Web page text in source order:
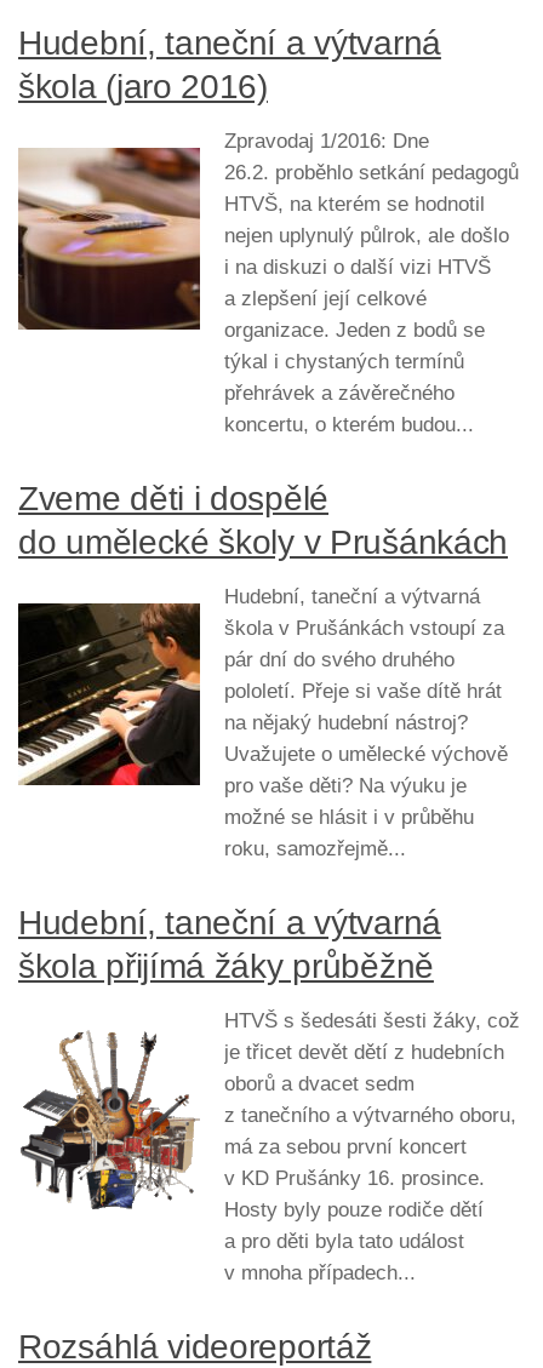
Hudební, taneční a výtvarná
škola (jaro 2016)
Zpravodaj 1/2016: Dne
26.2. proběhlo setkání pedagogů
HTVŠ, na kterém se hodnotil
nejen uplynulý půlrok, ale došlo
i na diskuzi o další vizi HTVŠ
a zlepšení její celkové
organizace. Jeden z bodů se
týkal i chystaných termínů
přehrávek a závěrečného
koncertu, o kterém budou...
Zveme děti i dospělé
do umělecké školy v Prušánkách
Hudební, taneční a výtvarná
škola v Prušánkách vstoupí za
pár dní do svého druhého
pololetí. Přeje si vaše dítě hrát
na nějaký hudební nástroj?
Uvažujete o umělecké výchově
pro vaše děti? Na výuku je
možné se hlásit i v průběhu
roku, samozřejmě...
Hudební, taneční a výtvarná
škola přijímá žáky průběžně
HTVŠ s šedesáti šesti žáky, což
je třicet devět dětí z hudebních
oborů a dvacet sedm
z tanečního a výtvarného oboru,
má za sebou první koncert
v KD Prušánky 16. prosince.
Hosty byly pouze rodiče dětí
a pro děti byla tato událost
v mnoha případech...
Rozsáhlá videoreportáž